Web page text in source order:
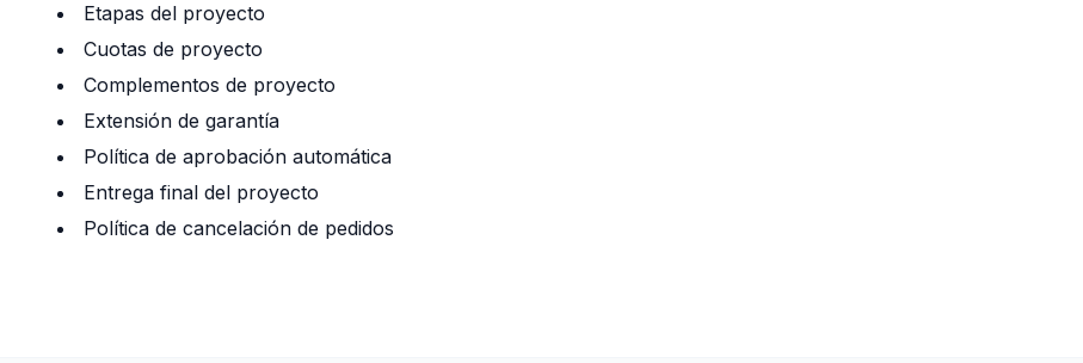
Etapas del proyecto
Cuotas de proyecto
Complementos de proyecto
Extensión de garantía
Política de aprobación automática
Entrega final del proyecto
Política de cancelación de pedidos